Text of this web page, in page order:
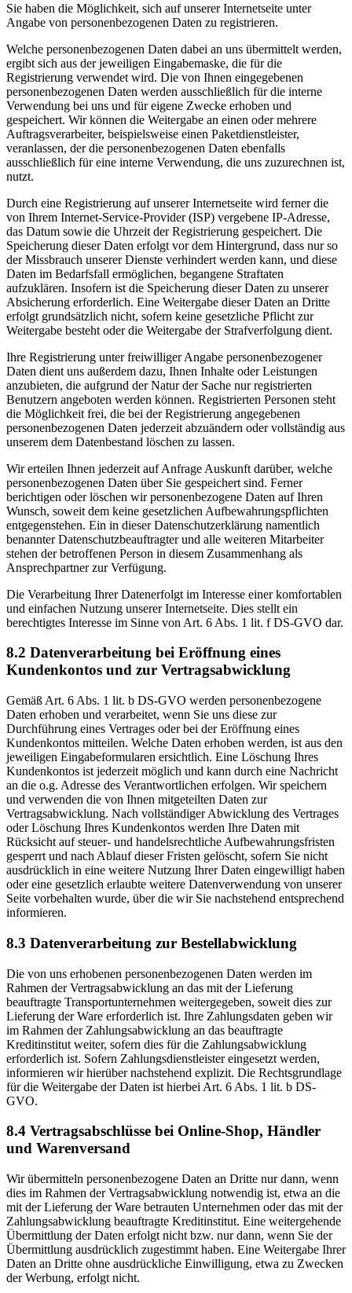
Sie haben die Möglichkeit, sich auf unserer Internetseite unter
Angabe von personenbezogenen Daten zu registrieren.
Welche personenbezogenen Daten dabei an uns übermittelt werden,
ergibt sich aus der jeweiligen Eingabemaske, die für die
Registrierung verwendet wird. Die von Ihnen eingegebenen
personenbezogenen Daten werden ausschließlich für die interne
Verwendung bei uns und für eigene Zwecke erhoben und
gespeichert. Wir können die Weitergabe an einen oder mehrere
Auftragsverarbeiter, beispielsweise einen Paketdienstleister,
veranlassen, der die personenbezogenen Daten ebenfalls
ausschließlich für eine interne Verwendung, die uns zuzurechnen ist,
nutzt.
Durch eine Registrierung auf unserer Internetseite wird ferner die
von Ihrem Internet-Service-Provider (ISP) vergebene IP-Adresse,
das Datum sowie die Uhrzeit der Registrierung gespeichert. Die
Speicherung dieser Daten erfolgt vor dem Hintergrund, dass nur so
der Missbrauch unserer Dienste verhindert werden kann, und diese
Daten im Bedarfsfall ermöglichen, begangene Straftaten
aufzuklären. Insofern ist die Speicherung dieser Daten zu unserer
Absicherung erforderlich. Eine Weitergabe dieser Daten an Dritte
erfolgt grundsätzlich nicht, sofern keine gesetzliche Pflicht zur
Weitergabe besteht oder die Weitergabe der Strafverfolgung dient.
Ihre Registrierung unter freiwilliger Angabe personenbezogener
Daten dient uns außerdem dazu, Ihnen Inhalte oder Leistungen
anzubieten, die aufgrund der Natur der Sache nur registrierten
Benutzern angeboten werden können. Registrierten Personen steht
die Möglichkeit frei, die bei der Registrierung angegebenen
personenbezogenen Daten jederzeit abzuändern oder vollständig aus
unserem dem Datenbestand löschen zu lassen.
Wir erteilen Ihnen jederzeit auf Anfrage Auskunft darüber, welche
personenbezogenen Daten über Sie gespeichert sind. Ferner
berichtigen oder löschen wir personenbezogene Daten auf Ihren
Wunsch, soweit dem keine gesetzlichen Aufbewahrungspflichten
entgegenstehen. Ein in dieser Datenschutzerklärung namentlich
benannter Datenschutzbeauftragter und alle weiteren Mitarbeiter
stehen der betroffenen Person in diesem Zusammenhang als
Ansprechpartner zur Verfügung.
Die Verarbeitung Ihrer Datenerfolgt im Interesse einer komfortablen
und einfachen Nutzung unserer Internetseite. Dies stellt ein
berechtigtes Interesse im Sinne von Art. 6 Abs. 1 lit. f DS-GVO dar.
8.2 Datenverarbeitung bei Eröffnung eines
Kundenkontos und zur Vertragsabwicklung
Gemäß Art. 6 Abs. 1 lit. b DS-GVO werden personenbezogene
Daten erhoben und verarbeitet, wenn Sie uns diese zur
Durchführung eines Vertrages oder bei der Eröffnung eines
Kundenkontos mitteilen. Welche Daten erhoben werden, ist aus den
jeweiligen Eingabeformularen ersichtlich. Eine Löschung Ihres
Kundenkontos ist jederzeit möglich und kann durch eine Nachricht
an die o.g. Adresse des Verantwortlichen erfolgen. Wir speichern
und verwenden die von Ihnen mitgeteilten Daten zur
Vertragsabwicklung. Nach vollständiger Abwicklung des Vertrages
oder Löschung Ihres Kundenkontos werden Ihre Daten mit
Rücksicht auf steuer- und handelsrechtliche Aufbewahrungsfristen
gesperrt und nach Ablauf dieser Fristen gelöscht, sofern Sie nicht
ausdrücklich in eine weitere Nutzung Ihrer Daten eingewilligt haben
oder eine gesetzlich erlaubte weitere Datenverwendung von unserer
Seite vorbehalten wurde, über die wir Sie nachstehend entsprechend
informieren.
8.3 Datenverarbeitung zur Bestellabwicklung
Die von uns erhobenen personenbezogenen Daten werden im
Rahmen der Vertragsabwicklung an das mit der Lieferung
beauftragte Transportunternehmen weitergegeben, soweit dies zur
Lieferung der Ware erforderlich ist. Ihre Zahlungsdaten geben wir
im Rahmen der Zahlungsabwicklung an das beauftragte
Kreditinstitut weiter, sofern dies für die Zahlungsabwicklung
erforderlich ist. Sofern Zahlungsdienstleister eingesetzt werden,
informieren wir hierüber nachstehend explizit. Die Rechtsgrundlage
für die Weitergabe der Daten ist hierbei Art. 6 Abs. 1 lit. b DS-
GVO.
8.4 Vertragsabschlüsse bei Online-Shop, Händler
und Warenversand
Wir übermitteln personenbezogene Daten an Dritte nur dann, wenn
dies im Rahmen der Vertragsabwicklung notwendig ist, etwa an die
mit der Lieferung der Ware betrauten Unternehmen oder das mit der
Zahlungsabwicklung beauftragte Kreditinstitut. Eine weitergehende
Übermittlung der Daten erfolgt nicht bzw. nur dann, wenn Sie der
Übermittlung ausdrücklich zugestimmt haben. Eine Weitergabe Ihrer
Daten an Dritte ohne ausdrückliche Einwilligung, etwa zu Zwecken
der Werbung, erfolgt nicht.